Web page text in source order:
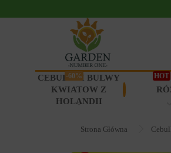
CEBULKI I BULWY
KWIATOW Z
HOLANDII
-60% HOT
Strona Główna